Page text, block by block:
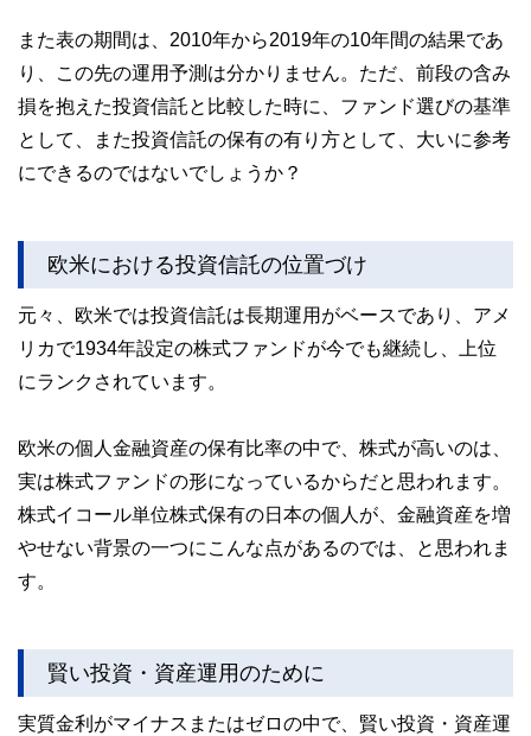
また表の期間は、2010年から2019年の10年間の結果であ
り、この先の運用予測は分かりません。ただ、前段の含み
損を抱えた投資信託と比較した時に、ファンド選びの基準
として、また投資信託の保有の有り方として、大いに参考
にできるのではないでしょうか？
欧米における投資信託の位置づけ
元々、欧米では投資信託は長期運用がベースであり、アメ
リカで1934年設定の株式ファンドが今でも継続し、上位
にランクされています。
欧米の個人金融資産の保有比率の中で、株式が高いのは、
実は株式ファンドの形になっているからだと思われます。
株式イコール単位株式保有の日本の個人が、金融資産を増
やせない背景の一つにこんな点があるのでは、と思われま
す。
賢い投資・資産運用のために
実質金利がマイナスまたはゼロの中で、賢い投資・資産運